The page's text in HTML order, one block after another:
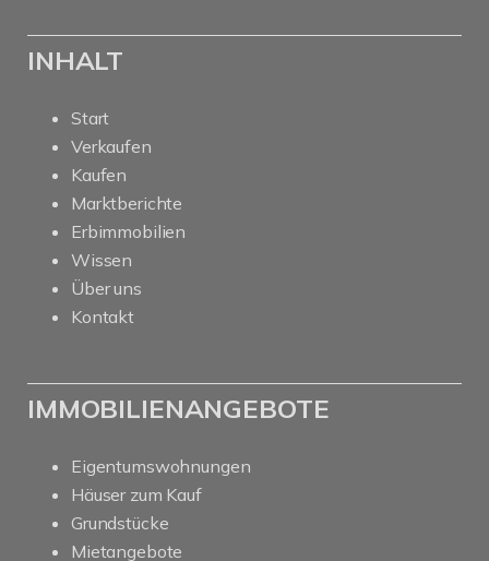
INHALT
Start
Verkaufen
Kaufen
Marktberichte
Erbimmobilien
Wissen
Über uns
Kontakt
IMMOBILIENANGEBOTE
Eigentumswohnungen
Häuser zum Kauf
Grundstücke
Mietangebote